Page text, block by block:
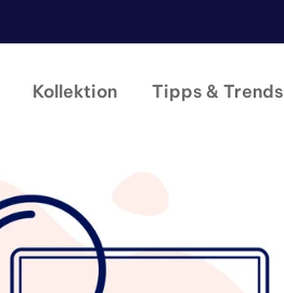
Kollektion Tipps & Trends